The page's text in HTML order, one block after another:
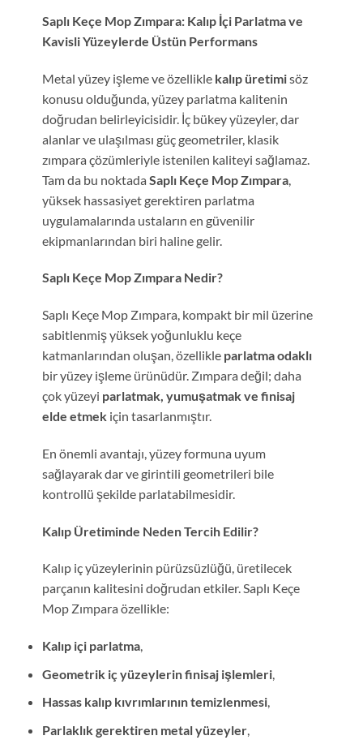
Saplı Keçe Mop Zımpara: Kalıp İçi Parlatma ve
Kavisli Yüzeylerde Üstün Performans
Metal yüzey işleme ve özellikle kalıp üretimisöz
konusu olduğunda, yüzey parlatma kalitenin
doğrudan belirleyicisidir. İç bükey yüzeyler, dar
alanlar ve ulaşılması güç geometriler, klasik
zımpara çözümleriyle istenilen kaliteyi sağlamaz.
Tam da bu noktada Saplı Keçe Mop Zımpara,
yüksek hassasiyet gerektiren parlatma
uygulamalarında ustaların en güvenilir
ekipmanlarından biri haline gelir.
Saplı Keçe Mop Zımpara Nedir?
Saplı Keçe Mop Zımpara, kompakt bir mil üzerine
sabitlenmiş yüksek yoğunluklu keçe
katmanlarından oluşan, özellikle parlatma odaklı
bir yüzey işleme ürünüdür. Zımpara değil; daha
çok yüzeyi parlatmak, yumuşatmak ve finisaj
elde etmekiçin tasarlanmıştır.
En önemli avantajı, yüzey formuna uyum
sağlayarak dar ve girintili geometrileri bile
kontrollü şekilde parlatabilmesidir.
Kalıp Üretiminde Neden Tercih Edilir?
Kalıp iç yüzeylerinin pürüzsüzlüğü, üretilecek
parçanın kalitesini doğrudan etkiler. Saplı Keçe
Mop Zımpara özellikle:
Kalıp içi parlatma,
Geometrik iç yüzeylerin finisaj işlemleri,
Hassas kalıp kıvrımlarının temizlenmesi,
Parlaklık gerektiren metal yüzeyler,